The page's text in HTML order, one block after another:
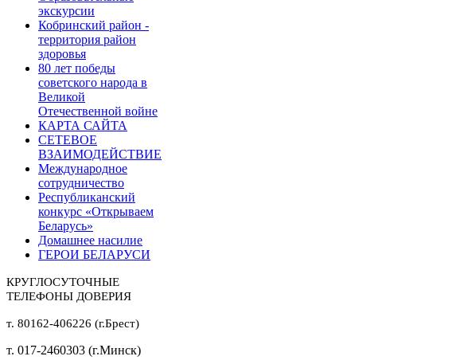
экскурсии
Кобринский район -
территория район
здоровья
80 лет победы
советского народа в
Великой
Отечественной войне
КАРТА САЙТА
СЕТЕВОЕ
ВЗАИМОДЕЙСТВИЕ
Международное
сотрудничество
Республиканский
конкурс «Открываем
Беларусь»
Домашнее насилие
ГЕРОИ БЕЛАРУСИ
КРУГЛОСУТОЧНЫЕ
ТЕЛЕФОНЫ ДОВЕРИЯ
т. 80162-406226 (г.Брест)
т. 017-2460303 (г.Минск)